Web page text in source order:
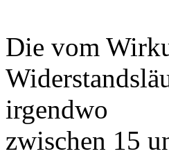
Die vom
irgendwo
zwischen 15